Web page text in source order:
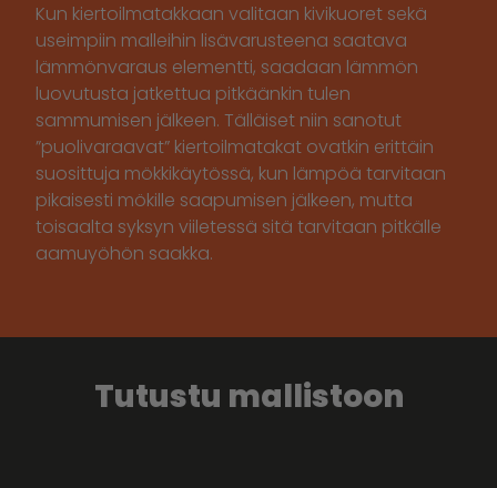
Kun kiertoilmatakkaan valitaan kivikuoret sekä
useimpiin malleihin lisävarusteena saatava
lämmönvaraus elementti, saadaan lämmön
luovutusta jatkettua pitkäänkin tulen
sammumisen jälkeen. Tälläiset niin sanotut
”puolivaraavat” kiertoilmatakat ovatkin erittäin
suosittuja mökkikäytössä, kun lämpöä tarvitaan
pikaisesti mökille saapumisen jälkeen, mutta
toisaalta syksyn viiletessä sitä tarvitaan pitkälle
aamuyöhön saakka.
Tutustu mallistoon